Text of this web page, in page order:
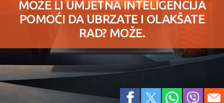
MOŽE LI UMJETNA INTELIGENCIJA
POMOĆI DA UBRZATE I OLAKŠATE
RAD? MOŽE.